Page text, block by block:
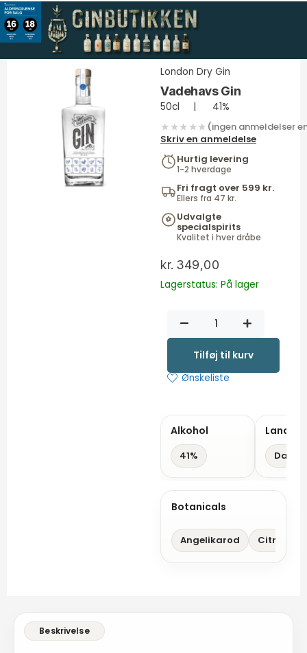
Gå
til
indholdet
London Dry Gin
Vadehavs Gin
50cl 41%
★★★★★ (ingen anmeldelser
Skriv en anmeldelse
Hurtig levering
1-2 hverdage
Fri fragt over 599 kr.
Ellers fra 47 kr.
Udvalgte
specialspirits
Kvalitet i hver dråbe
kr. 349,00
Lagerstatus: På lager
Vadehavs
Gin
antal
Tilføj til kurv
Ønskeliste
Alkohol
41%
Land
Botanicals
Angelikarod